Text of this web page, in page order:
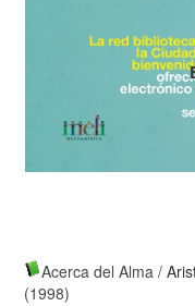
Acerca del Alma /
(1998)